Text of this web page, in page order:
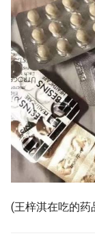
(王梓淇在吃的药